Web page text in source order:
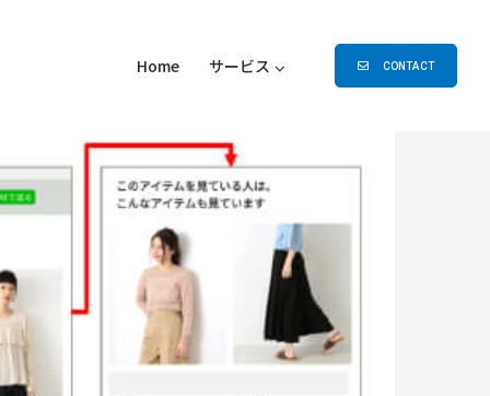
Home サービス CONTACT